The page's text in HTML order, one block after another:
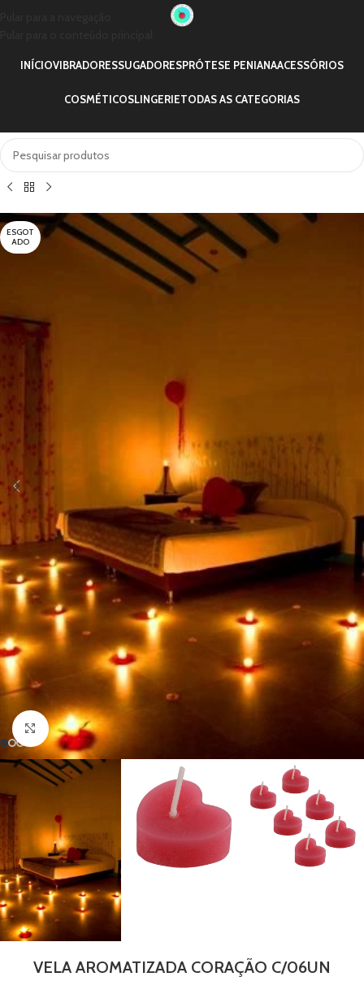
INÍCIOVIBRADORESSUGADORESPRÓTESE PENIANAACESSÓRIOS
COSMÉTICOSLINGERIETODAS AS CATEGORIAS
ESGOT
ADO
Clique para ampliar
VELA AROMATIZADA CORAÇÃO C/06UN